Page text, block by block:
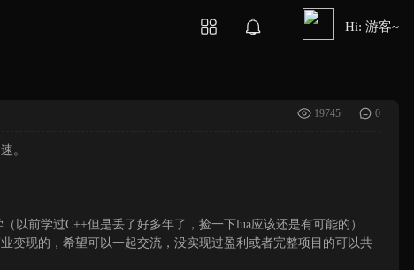
Hi: 游客~
19745 0
。
以前学过C++但是丢了好多年了，捡一下lua应该还是有可能的）
变现的，希望可以一起交流，没实现过盈利或者完整项目的可以共